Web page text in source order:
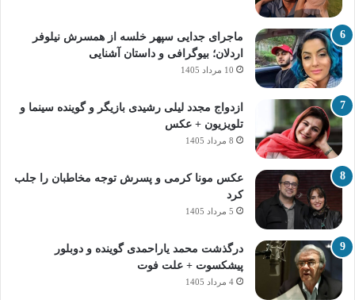
ماجرای جدایی سپهر خلسه از همسرش نیلوفر
اردلان؛ بیوگرافی و داستان آشنایی
10 مرداد 1405
ازدواج مجدد لیلی رشیدی بازیگر و گوینده سینما و
تلویزیون + عکس
8 مرداد 1405
عکس مونا کرمی و پسرش توجه مخاطبان را جلب
کرد
5 مرداد 1405
درگذشت محمد یاراحمدی گوینده و دوبلور
پیشکسوت + علت فوت
4 مرداد 1405